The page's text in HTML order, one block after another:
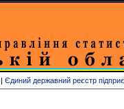
| Єдиний державний реєстр